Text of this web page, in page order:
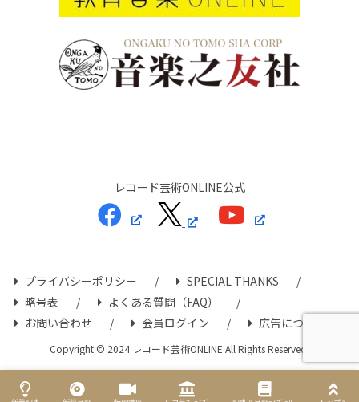
レコード芸術ONLINE公式
プライバシーポリシー
SPECIAL THANKS
略号表
よくある質問（FAQ）
お問い合わせ
会員ログイン 広告について
Copyright © 2024 レコード芸術ONLINE All Rights Reserved.